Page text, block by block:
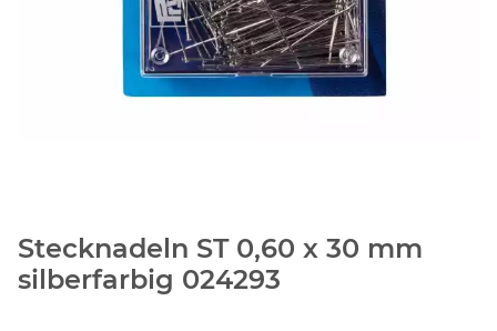
Stecknadeln ST 0,60 x 30 mm
silberfarbig 024293